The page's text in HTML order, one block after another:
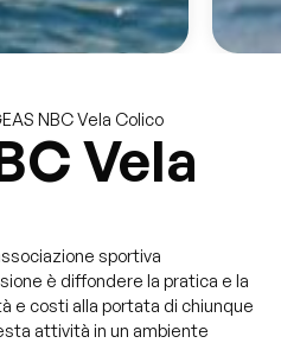
NBC Vela Colico
Vela
sportiva
è diffondere la pratica e la
e costi alla portata di chiunque
attività in un ambiente